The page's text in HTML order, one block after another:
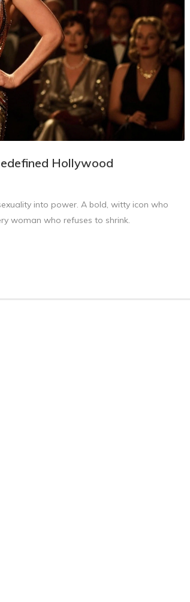
Hollywood
into power. A bold, witty icon who
woman who refuses to shrink.